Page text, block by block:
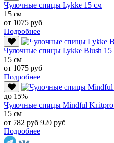
Чулочные спицы Lykke 15 см
15 см
от 1075 руб
Подробнее
Чулочные спицы Lykke Blush 15
15 см
от 1075 руб
Подробнее
до 15%
Чулочные спицы Mindful Knitpro
15 см
от 782 руб 920 руб
Подробнее